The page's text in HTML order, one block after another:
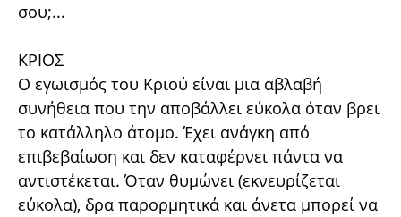
σου;...
ΚΡΙΟΣ
Ο εγωισμός του Κριού είναι μια αβλαβή
συνήθεια που την αποβάλλει εύκολα όταν βρει
το κατάλληλο άτομο. Έχει ανάγκη από
επιβεβαίωση και δεν καταφέρνει πάντα να
αντιστέκεται. Όταν θυμώνει (εκνευρίζεται
εύκολα), δρα παρορμητικά και άνετα μπορεί να